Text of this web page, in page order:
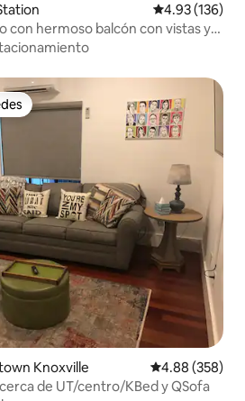
Calificación
4.93 (136)
con hermoso balcón con vistas y
Knoxville Calificación
4.88 (358)
de UT/centro/KBed y QSofa